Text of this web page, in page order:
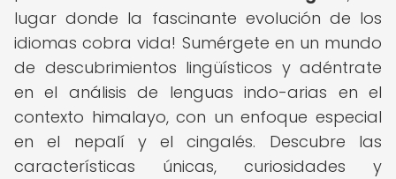
lugar donde la fascinante evolución de los
idiomas cobra vida! Sumérgete en un mundo
de descubrimientos lingüísticos y adéntrate
en el análisis de lenguas indo-arias en el
contexto himalayo, con un enfoque especial
en el nepalí y el cingalés. Descubre las
características únicas, curiosidades y